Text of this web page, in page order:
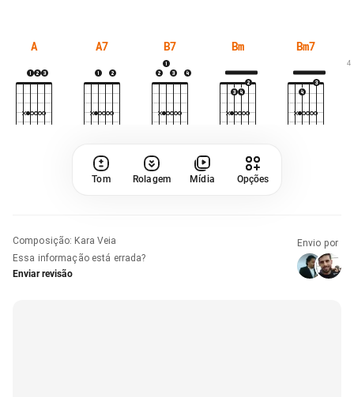
A A7 B7 Bm Bm7
4
Tom Rolagem Mídia Opções
Composição: Kara Veia
Essa informação está errada?
Enviar revisão
Envio por